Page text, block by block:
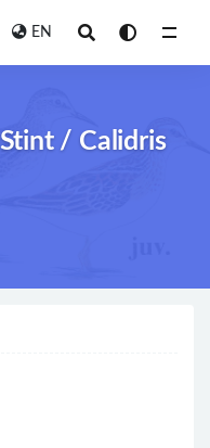
EN
/ Calidris